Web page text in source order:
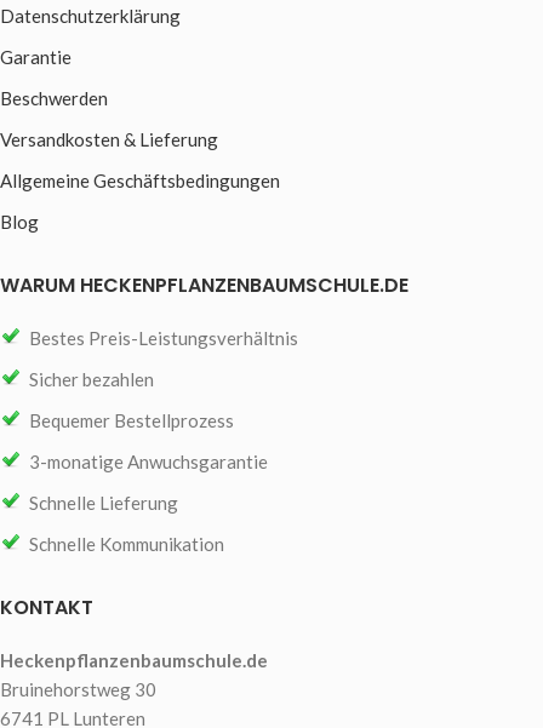
Datenschutzerklärung
Garantie
Beschwerden
Versandkosten & Lieferung
Allgemeine Geschäftsbedingungen
Blog
WARUM HECKENPFLANZENBAUMSCHULE.DE
Bestes Preis-Leistungsverhältnis
Sicher bezahlen
Bequemer Bestellprozess
3-monatige Anwuchsgarantie
Schnelle Lieferung
Schnelle Kommunikation
KONTAKT
Heckenpflanzenbaumschule.de
Bruinehorstweg 30
6741 PL Lunteren